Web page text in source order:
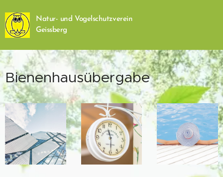
Natur- und Vogelschutzverein
Geissberg
Bienenhausübergabe